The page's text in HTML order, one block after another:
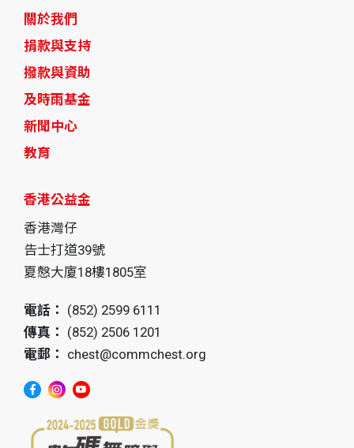
關於我們
捐款與支持
撥款與資助
及時雨基金
新聞中心
教育
香港公益金
香港灣仔
告士打道39號
夏慤大廈18樓1805室
電話： (852) 2599 6111
傳真： (852) 2506 1201
電郵： chest@commchest.org